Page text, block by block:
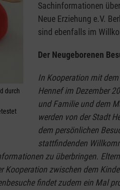
durch
Sachinformationen
Neue Erziehung e.V.
sind ebenfalls im
Der Neugeborenen
In Kooperation mit
Hennef im Dezember
und Familie und dem
werden von der Stadt
dem persönlichen
stattfindenden
zu überbringen.
Kooperation zwischen dem
findet zudem ein Mal